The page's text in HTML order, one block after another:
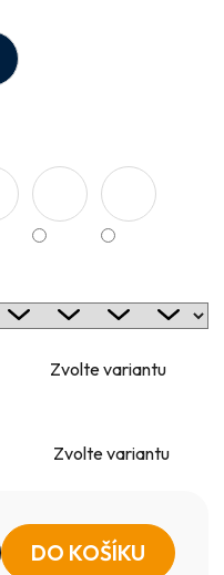
Zvolte variantu
Zvolte variantu
DO KOŠÍKU